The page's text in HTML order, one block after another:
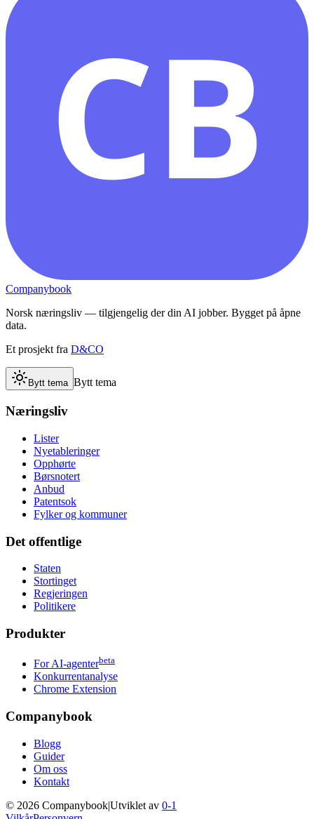
CB
Companybook
Norsk næringsliv — tilgjengelig der din AI jobber. Bygget på åpne
data.
Et prosjekt fra D&CO
Bytt tema Bytt tema
Næringsliv
Lister
Nyetableringer
Opphørte
Børsnotert
Anbud
Patentsok
Fylker og kommuner
Det offentlige
Staten
Stortinget
Regjeringen
Politikere
Produkter
For AI-agenterbeta
Konkurrentanalyse
Chrome Extension
Companybook
Blogg
Guider
Om oss
Kontakt
© 2026 Companybook|Utviklet av 0-1